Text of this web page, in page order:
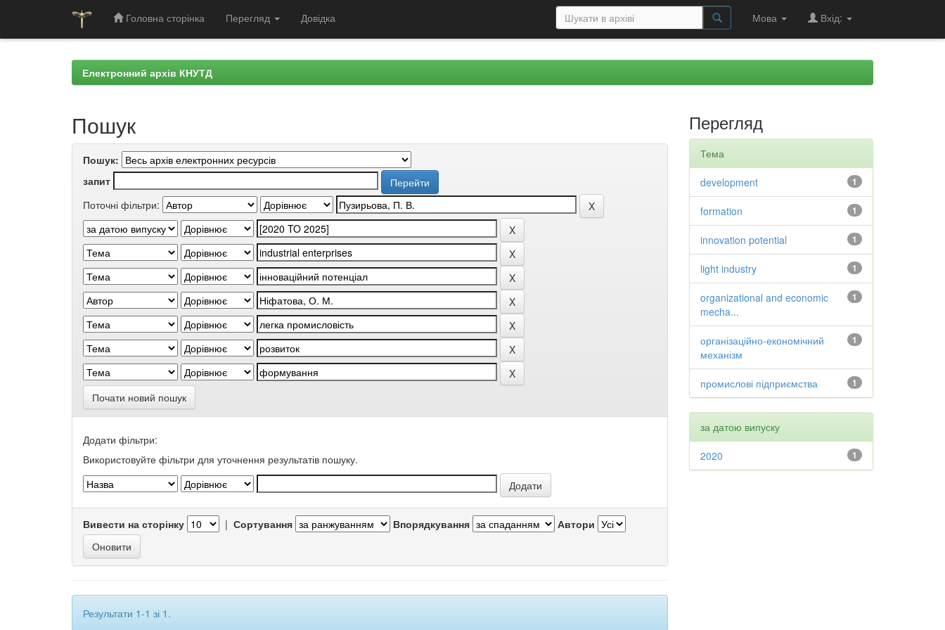
Головна сторінка Перегляд Довідка Мова Вхід:
Електронний архів КНУТД
Пошук
Пошук:
запит
Поточні фільтри:
Почати новий пошук
Додати фільтри:
Використовуйте фільтри для уточнення результатів пошуку.
Вивести на сторінку | Сортування Впорядкування Автори
Результати 1-1 зі 1.
Перегляд
Тема
1
development
1
formation
1
innovation potential
1
light industry
1
organizational and economic
mecha...
1
організаційно-економічний
механізм
1
промислові підприємства
за датою випуску
1
2020